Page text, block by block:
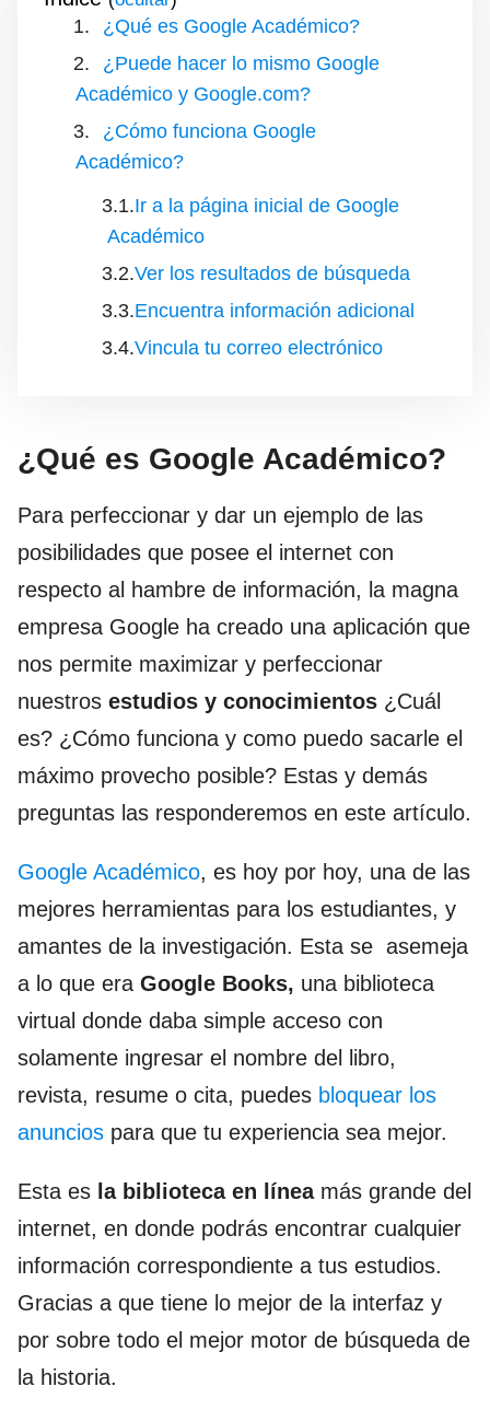
¿Qué es Google Académico?
¿Puede hacer lo mismo Google
Académico y Google.com?
¿Cómo funciona Google
Académico?
Ir a la página inicial de Google
Académico
Ver los resultados de búsqueda
Encuentra información adicional
Vincula tu correo electrónico
¿Qué es Google Académico?
Para perfeccionar y dar un ejemplo de las
posibilidades que posee el internet con
respecto al hambre de información, la magna
empresa Google ha creado una aplicación que
nos permite maximizar y perfeccionar
nuestros estudios y conocimientos ¿Cuál
es? ¿Cómo funciona y como puedo sacarle el
máximo provecho posible? Estas y demás
preguntas las responderemos en este artículo.
Google Académico, es hoy por hoy, una de las
mejores herramientas para los estudiantes, y
amantes de la investigación. Esta se asemeja
a lo que era Google Books, una biblioteca
virtual donde daba simple acceso con
solamente ingresar el nombre del libro,
revista, resume o cita, puedes bloquear los
anuncios para que tu experiencia sea mejor.
Esta es la biblioteca en línea más grande del
internet, en donde podrás encontrar cualquier
información correspondiente a tus estudios.
Gracias a que tiene lo mejor de la interfaz y
por sobre todo el mejor motor de búsqueda de
la historia.